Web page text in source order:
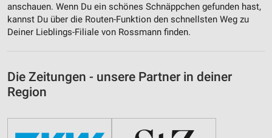
anschauen. Wenn Du ein schönes Schnäppchen gefunden hast,
kannst Du über die Routen-Funktion den schnellsten Weg zu
Deiner Lieblings-Filiale von Rossmann finden.
Die Zeitungen - unsere Partner in deiner
Region